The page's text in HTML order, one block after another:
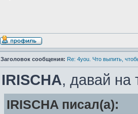
Заголовок сообщения: Re: 4you. Что выпить,
IRISCHA, давай на
IRISCHA писал(а):